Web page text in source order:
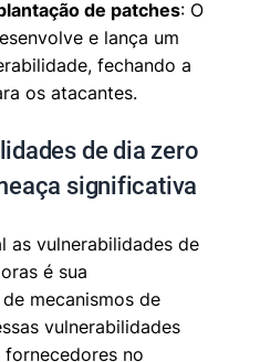
de patches: O
e lança um
fechando a
os atacantes.
de dia zero
significativa
as vulnerabilidades de
é sua
mecanismos de
vulnerabilidades
no